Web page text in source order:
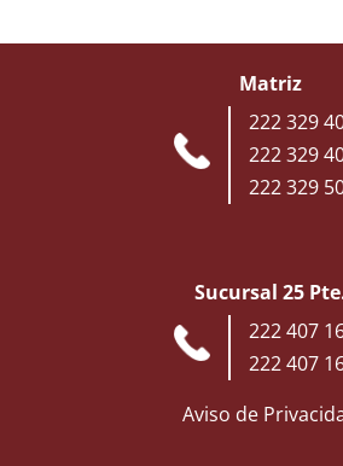
Matriz
222 329
222 329
222 329
Sucursal 25
222 407
222 407
Aviso de